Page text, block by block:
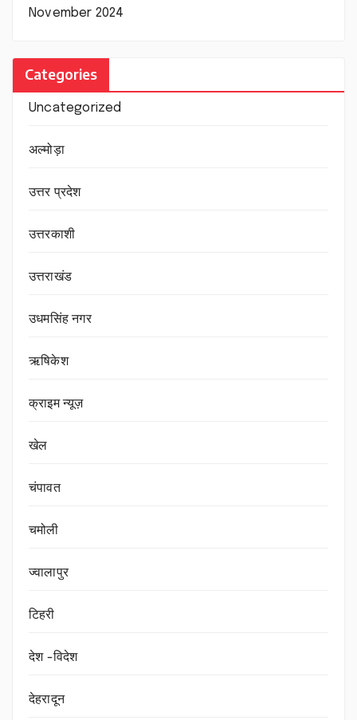
November 2024
Categories
Uncategorized
अल्मोड़ा
उत्तर प्रदेश
उत्तरकाशी
उत्तराखंड
उधमसिंह नगर
ऋषिकेश
क्राइम न्यूज़
खेल
चंपावत
चमोली
ज्वालापुर
टिहरी
देश -विदेश
देहरादून